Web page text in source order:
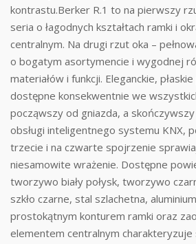
kontrastu.Berker R.1 to na pierwszy
seria o łagodnych kształtach ramki i
centralnym. Na drugi rzut oka –
o bogatym asortymencie i wygodnej
materiałów i funkcji. Eleganckie,
dostępne konsekwentnie we
począwszy od gniazda, a
obsługi inteligentnego systemu KNX,
trzecie i na czwarte spojrzenie
niesamowite wrażenie. Dostępne
tworzywo biały połysk, tworzywo
szkło czarne, stal szlachetna,
prostokątnym konturem ramki oraz
elementem centralnym charakteryzuje